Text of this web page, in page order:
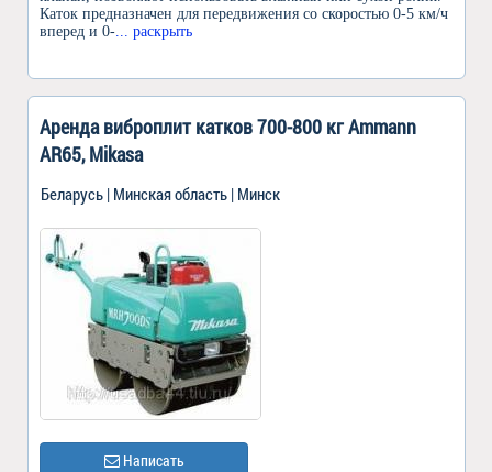
Каток предназначен для передвижения со скоростью 0-5 км/ч
вперед и 0- ... раскрыть
Аренда виброплит катков 700-800 кг Ammann
AR65, Мikasa
Беларусь | Минская область | Минск
Написать